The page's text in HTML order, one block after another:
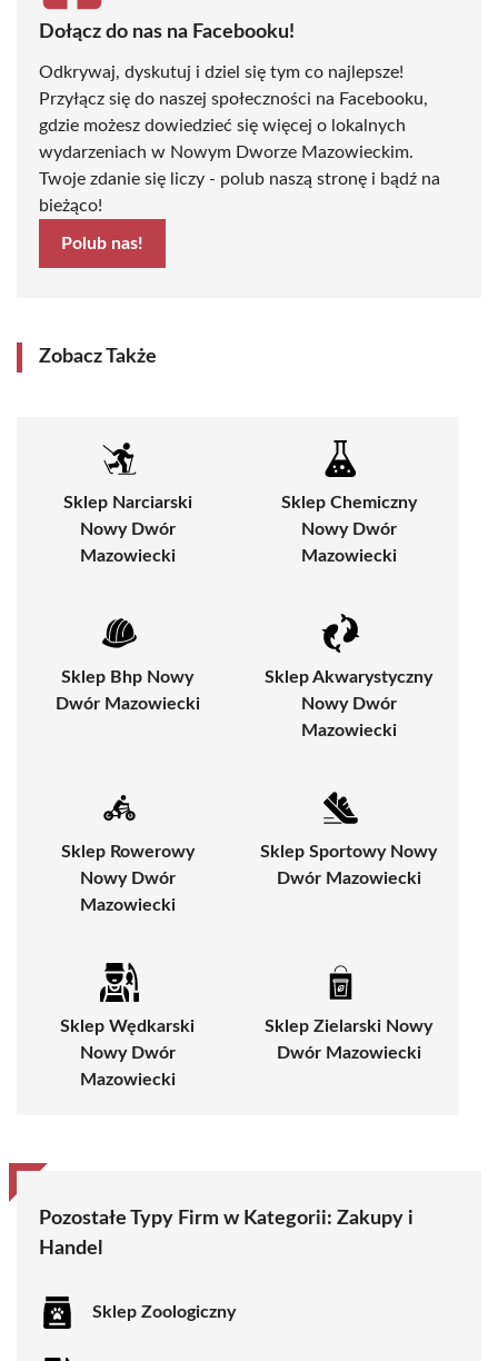
Dołącz do nas na Facebooku!
Odkrywaj, dyskutuj i dziel się tym co najlepsze!
Przyłącz się do naszej społeczności na Facebooku,
gdzie możesz dowiedzieć się więcej o lokalnych
wydarzeniach w Nowym Dworze Mazowieckim.
Twoje zdanie się liczy - polub naszą stronę i bądź na
bieżąco!
Polub nas!
Zobacz Także
Sklep Narciarski
Nowy Dwór
Mazowiecki
Sklep Chemiczny
Nowy Dwór
Mazowiecki
Sklep Bhp Nowy
Dwór Mazowiecki
Sklep Akwarystyczny
Nowy Dwór
Mazowiecki
Sklep Rowerowy
Nowy Dwór
Mazowiecki
Sklep Sportowy Nowy
Dwór Mazowiecki
Sklep Wędkarski
Nowy Dwór
Mazowiecki
Sklep Zielarski Nowy
Dwór Mazowiecki
Pozostałe Typy Firm w Kategorii: Zakupy i
Handel
Sklep Zoologiczny